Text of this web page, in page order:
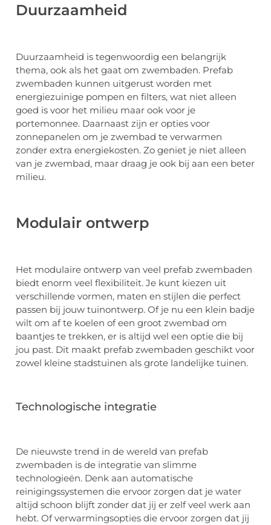
Duurzaamheid
Duurzaamheid is tegenwoordig een belangrijk
thema, ook als het gaat om zwembaden. Prefab
zwembaden kunnen uitgerust worden met
energiezuinige pompen en filters, wat niet alleen
goed is voor het milieu maar ook voor je
portemonnee. Daarnaast zijn er opties voor
zonnepanelen om je zwembad te verwarmen
zonder extra energiekosten. Zo geniet je niet alleen
van je zwembad, maar draag je ook bij aan een beter
milieu.
Modulair ontwerp
Het modulaire ontwerp van veel prefab zwembaden
biedt enorm veel flexibiliteit. Je kunt kiezen uit
verschillende vormen, maten en stijlen die perfect
passen bij jouw tuinontwerp. Of je nu een klein badje
wilt om af te koelen of een groot zwembad om
baantjes te trekken, er is altijd wel een optie die bij
jou past. Dit maakt prefab zwembaden geschikt voor
zowel kleine stadstuinen als grote landelijke tuinen.
Technologische integratie
De nieuwste trend in de wereld van prefab
zwembaden is de integratie van slimme
technologieën. Denk aan automatische
reinigingssystemen die ervoor zorgen dat je water
altijd schoon blijft zonder dat jij er zelf veel werk aan
hebt. Of verwarmingsopties die ervoor zorgen dat jij